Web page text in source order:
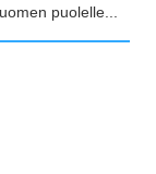
puolelle...